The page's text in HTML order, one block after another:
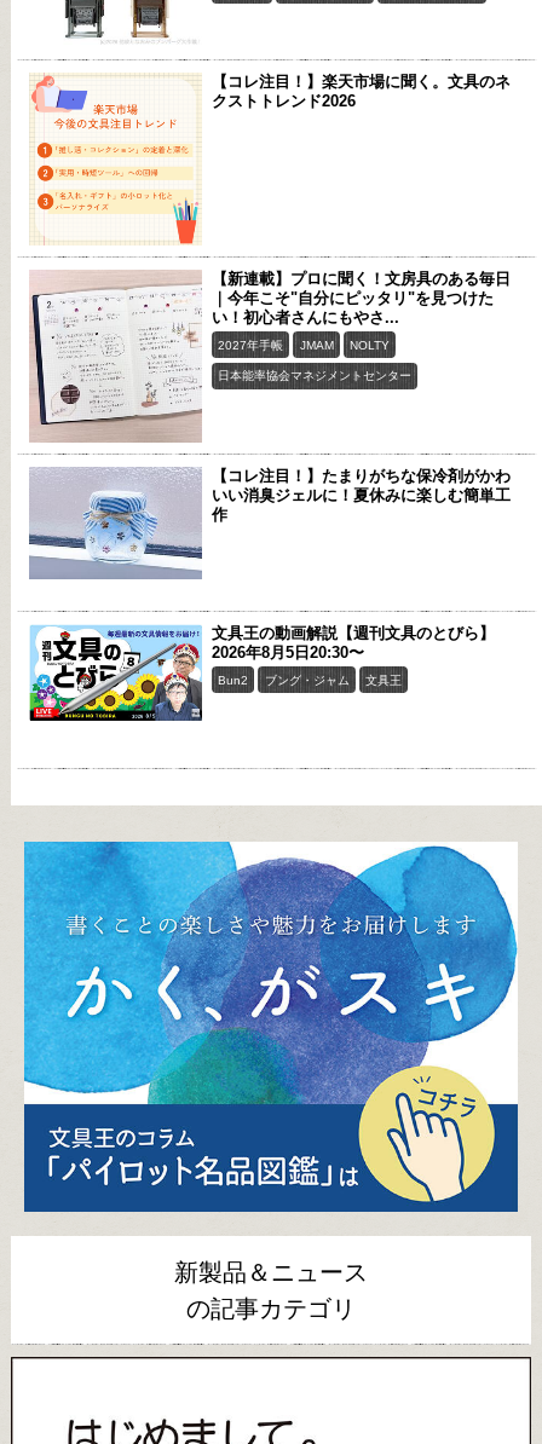
【コレ注目！】楽天市場に聞く。文具のネ
クストトレンド2026
【新連載】プロに聞く！文房具のある毎日
｜今年こそ"自分にピッタリ"を見つけた
い！初心者さんにもやさ...
2027年手帳 JMAM NOLTY
日本能率協会マネジメントセンター
【コレ注目！】たまりがちな保冷剤がかわ
いい消臭ジェルに！夏休みに楽しむ簡単工
作
文具王の動画解説【週刊文具のとびら】
2026年8月5日20:30〜
Bun2 ブング・ジャム 文具王
新製品＆ニュース
の記事カテゴリ